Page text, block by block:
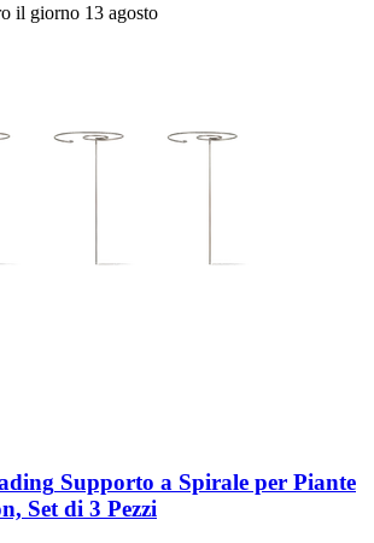
il giorno 13 agosto
Supporto a Spirale per Piante
Set di 3 Pezzi